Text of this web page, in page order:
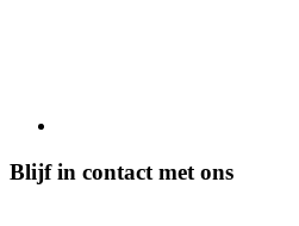
Blijf in contact met ons